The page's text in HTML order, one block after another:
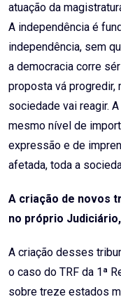
atuação da
A independência é
independência, sem
a democracia corre
proposta vá progredir,
sociedade vai reagir.
mesmo nível de
expressão e de
afetada, toda a
A criação de novos
no próprio
A criação desses
o caso do TRF da 1ª
sobre treze estados